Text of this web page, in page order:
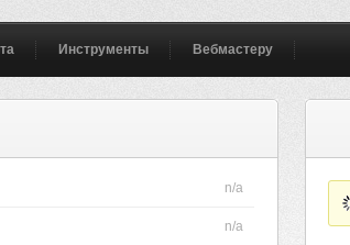
Инструменты Вебмастеру
n/a
n/a